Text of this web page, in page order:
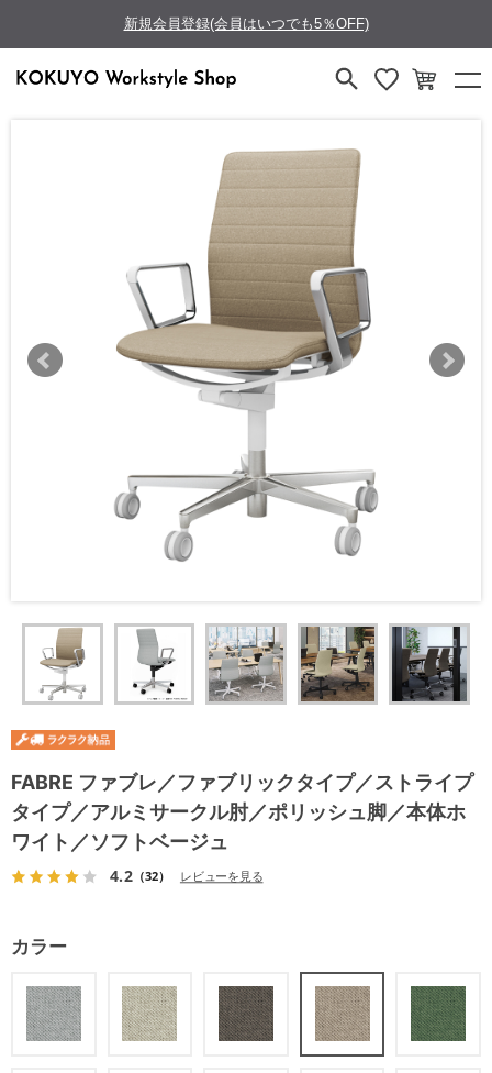
新規会員登録(会員はいつでも5％OFF)
FABRE ファブレ／ファブリックタイプ／ストライプ
タイプ／アルミサークル肘／ポリッシュ脚／本体ホ
ワイト／ソフトベージュ
4.2（32） レビューを見る
カラー